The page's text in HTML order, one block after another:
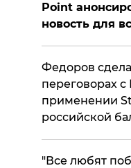
Point
новость для
Федоров
переговорах
применении
российской
​"Все любят